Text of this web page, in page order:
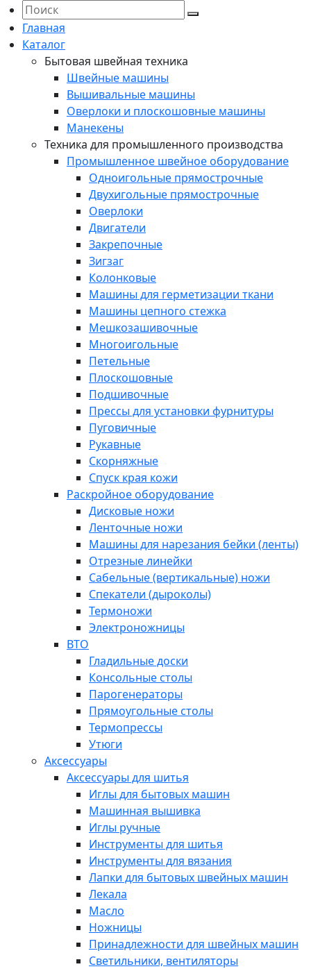
Главная
Каталог
Бытовая швейная техника
Швейные машины
Вышивальные машины
Оверлоки и плоскошовные машины
Манекены
Техника для промышленного производства
Промышленное швейное оборудование
Одноигольные прямострочные
Двухигольные прямострочные
Оверлоки
Двигатели
Закрепочные
Зигзаг
Колонковые
Машины для герметизации ткани
Машины цепного стежка
Мешкозашивочные
Многоигольные
Петельные
Плоскошовные
Подшивочные
Прессы для установки фурнитуры
Пуговичные
Рукавные
Скорняжные
Спуск края кожи
Раскройное оборудование
Дисковые ножи
Ленточные ножи
Машины для нарезания бейки (ленты)
Отрезные линейки
Сабельные (вертикальные) ножи
Спекатели (дыроколы)
Термоножи
Электроножницы
ВТО
Гладильные доски
Консольные столы
Парогенераторы
Прямоугольные столы
Термопрессы
Утюги
Аксессуары
Аксессуары для шитья
Иглы для бытовых машин
Машинная вышивка
Иглы ручные
Инструменты для шитья
Инструменты для вязания
Лапки для бытовых швейных машин
Лекала
Масло
Ножницы
Принадлежности для швейных машин
Светильники, вентиляторы